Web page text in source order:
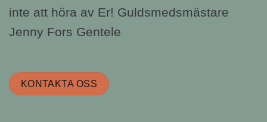
inte att höra av Er! Guldsmedsmästare
Jenny Fors Gentele
KONTAKTA OSS